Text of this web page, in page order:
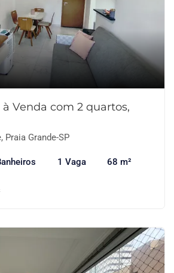
Venda com 2 quartos,
Praia Grande-SP
1 Vaga 68 m²